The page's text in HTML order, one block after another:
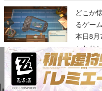
どこか
るゲー
本日8月
したり
に耳を